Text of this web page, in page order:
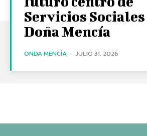
Servicios Sociales
Doña Mencía
ONDA MENCÍA - JULIO 31, 2026